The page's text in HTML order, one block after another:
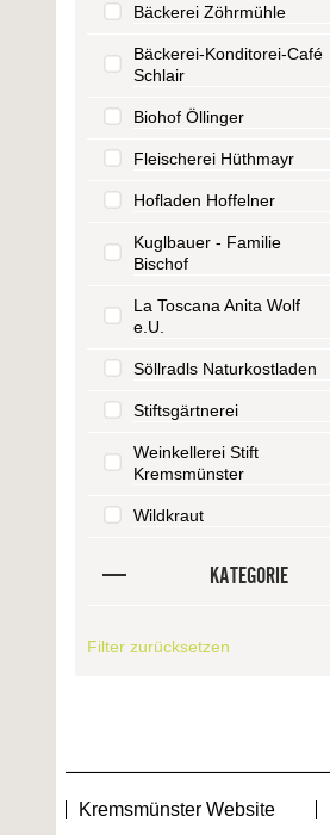
Bäckerei Zöhrmühle
Bäckerei-Konditorei-Café
Schlair
Biohof Öllinger
Fleischerei Hüthmayr
Hofladen Hoffelner
Kuglbauer - Familie
Bischof
La Toscana Anita Wolf
e.U.
Söllradls Naturkostladen
Stiftsgärtnerei
Weinkellerei Stift
Kremsmünster
Wildkraut
KATEGORIE
Filter zurücksetzen
Kremsmünster Website